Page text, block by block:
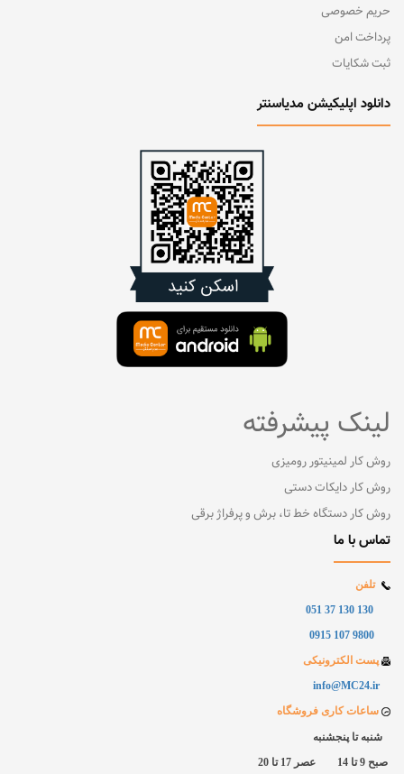
حریم خصوصی
پرداخت امن
ثبت شکایات
دانلود اپلیکیشن مدیاسنتر
لینک پیشرفته
روش کار لمینیتور رومیزی
روش کار دایکات دستی
روش کار دستگاه خط تا، برش و پرفراژ برقی
تماس با ما
تلفن
130 130 37 051
9800 107 0915
پست الکترونیکی
info@MC24.ir
ساعات کاری فروشگاه
شنبه تا پنجشنبه
صبح 9 تا 14 عصر 17 تا 20